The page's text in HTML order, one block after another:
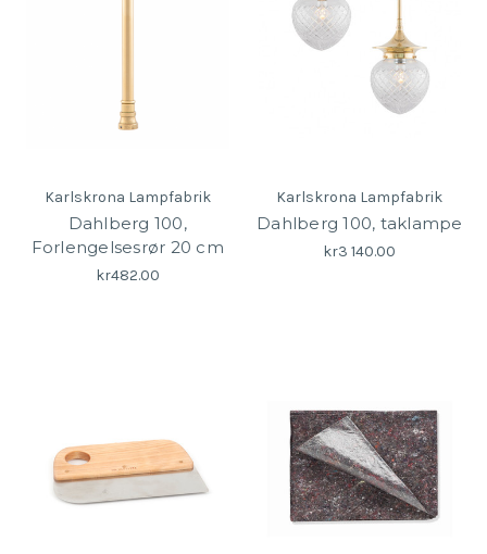
Karlskrona Lampfabrik
Dahlberg 100,
Forlengelsesrør 20 cm
kr482.00
Karlskrona Lampfabrik
Dahlberg 100, taklampe
kr3 140.00